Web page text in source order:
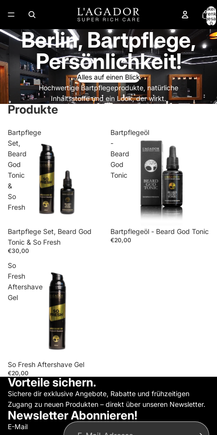
Artikel
0
Berlin, Bartpflege,
Persönlichkeit!
Alles auf einen Blick
Hochwertige Bartpflegeprodukte, natürliche
Inhaltsstoffe und ein Look, der wirkt.
Produkte
Bartpflege
Set,
Beard
God
Tonic
&
So
Fresh
Bartpflege Set, Beard God
Tonic & So Fresh
€30,00
Bartpflegeöl
-
Beard
God
Tonic
Bartpflegeöl - Beard God Tonic
€20,00
So
Fresh
Aftershave
Gel
So Fresh Aftershave Gel
€20,00
Vorteile sichern.
Sichere dir exklusive Angebote, Rabatte und frühzeitigen
Zugang zu neuen Produkten – direkt über unseren Newsletter.
Newsletter Abonnieren!
E-Mail
Impressum
Kontaktinformationen
AGB